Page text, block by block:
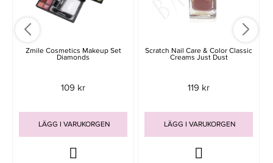
Zmile Cosmetics Makeup Set
Diamonds
109 kr
LÄGG I VARUKORGEN
Scratch Nail Care & Color Classic
Creams Just Dust
119 kr
LÄGG I VARUKORGEN